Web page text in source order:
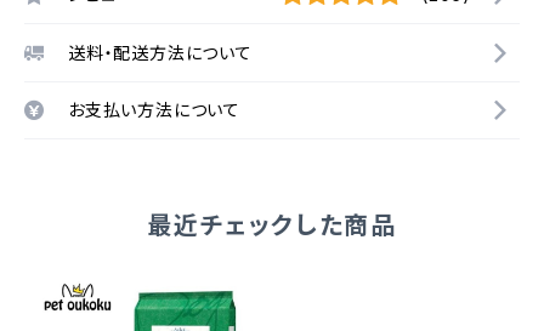
送料・配送方法について
お支払い方法について
最近チェックした商品